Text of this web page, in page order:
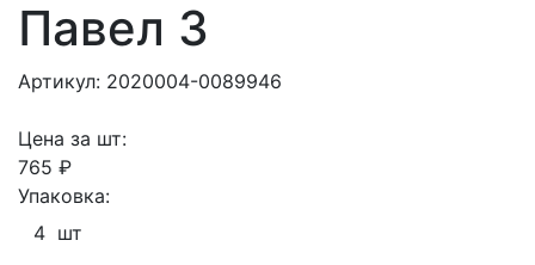
Павел 3
Артикул: 2020004-0089946
Цена за шт:
765 ₽
Упаковка:
4 шт